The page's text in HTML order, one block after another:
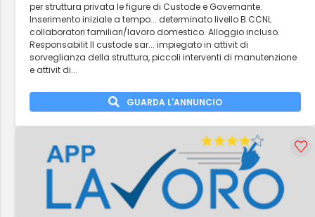
per struttura privata le figure di Custode e Governante.
Inserimento iniziale a tempo... determinato livello B CCNL
collaboratori familiari/lavoro domestico. Alloggio incluso.
Responsabilit Il custode sar... impiegato in attivit di
sorveglianza della struttura, piccoli interventi di manutenzione
e attivit di...
GUARDA L'ANNUNCIO